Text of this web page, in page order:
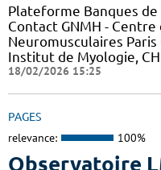
Plateforme Banques
Contact GNMH -
Neuromusculaires Paris
Institut de Myologie,
18/02/2026 15:25
PAGES
relevance: 100%
Observatoire